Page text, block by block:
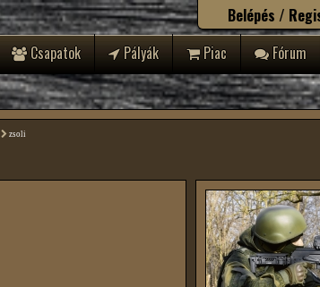
Belépés /
Csapatok Pályák Piac Fórum
zsoli